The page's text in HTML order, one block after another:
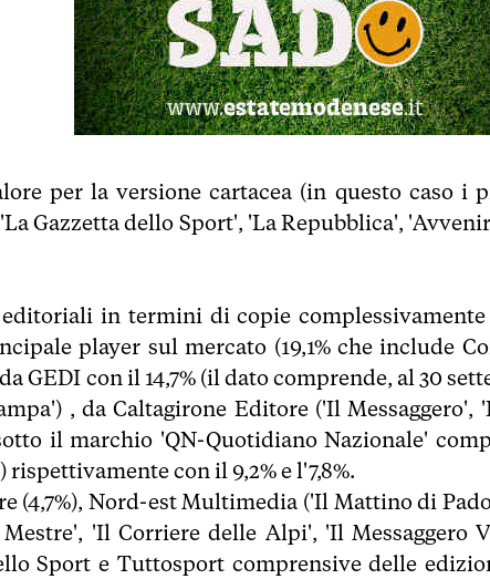
per la versione cartacea (in questo caso i
Gazzetta dello Sport', 'La Repubblica',
in termini di copie
player sul mercato (19,1% che include
GEDI con il 14,7% (il dato comprende, al 30
, da Caltagirone Editore ('Il
il marchio 'QN-Quotidiano Nazionale'
con il 9,2% e l'7,8%.
(4,7%), Nord-est Multimedia ('Il Mattino di
'Il Corriere delle Alpi', 'Il Messaggero
Sport e Tuttosport comprensive delle